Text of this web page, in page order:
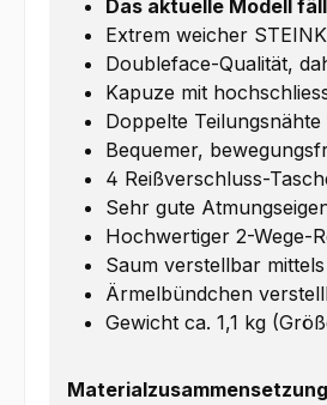
Das aktuelle Modell
Extrem weicher
Doubleface-Qualität,
Kapuze mit
Doppelte
Bequemer,
4 Reißverschluss-
Sehr gute
Hochwertiger 2-Wege-
Saum verstellbar
Ärmelbündchen
Gewicht ca. 1,1 kg